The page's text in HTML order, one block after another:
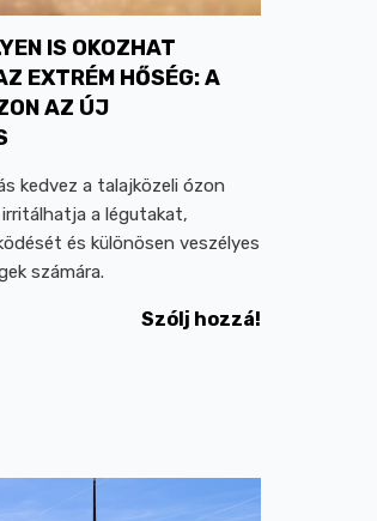
IS OKOZHAT
EXTRÉM HŐSÉG: A
AZ ÚJ
kedvez a talajközeli ózon
irritálhatja a légutakat,
és különösen veszélyes
számára.
Szólj hozzá!